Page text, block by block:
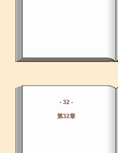
- 32 -
第32章